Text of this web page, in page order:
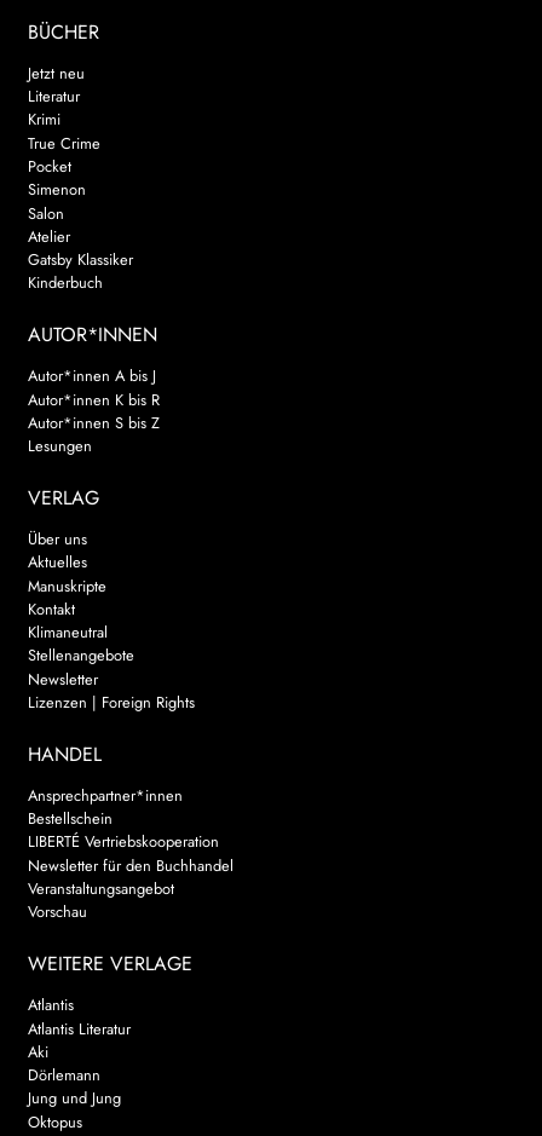
BÜCHER
Jetzt neu
Literatur
Krimi
True Crime
Pocket
Simenon
Salon
Atelier
Gatsby Klassiker
Kinderbuch
AUTOR*INNEN
Autor*innen A bis J
Autor*innen K bis R
Autor*innen S bis Z
Lesungen
VERLAG
Über uns
Aktuelles
Manuskripte
Kontakt
Klimaneutral
Stellenangebote
Newsletter
Lizenzen | Foreign Rights
HANDEL
Ansprechpartner*innen
Bestellschein
LIBERTÉ Vertriebskooperation
Newsletter für den Buchhandel
Veranstaltungsangebot
Vorschau
WEITERE VERLAGE
Atlantis
Atlantis Literatur
Aki
Dörlemann
Jung und Jung
Oktopus